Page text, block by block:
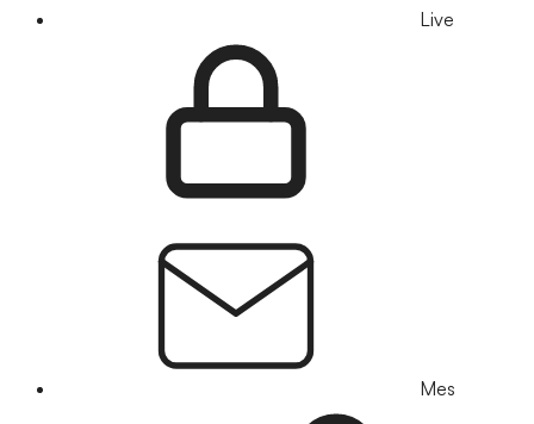
Live
Mes